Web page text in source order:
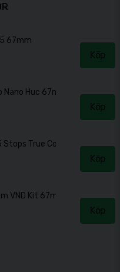
67mm
Köp
Huc 67mm
Köp
Stops True Color 67mm
Köp
VND Kit 67mm
Köp